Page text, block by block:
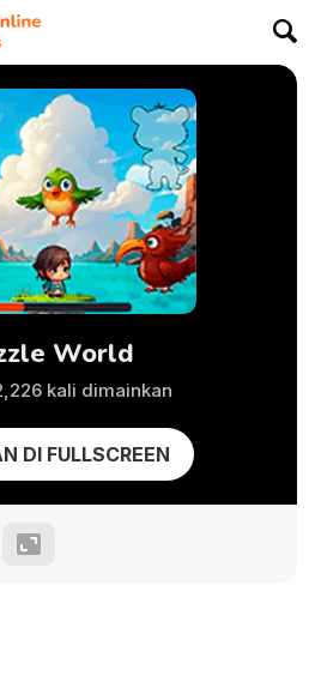
World
kali dimainkan
DI FULLSCREEN